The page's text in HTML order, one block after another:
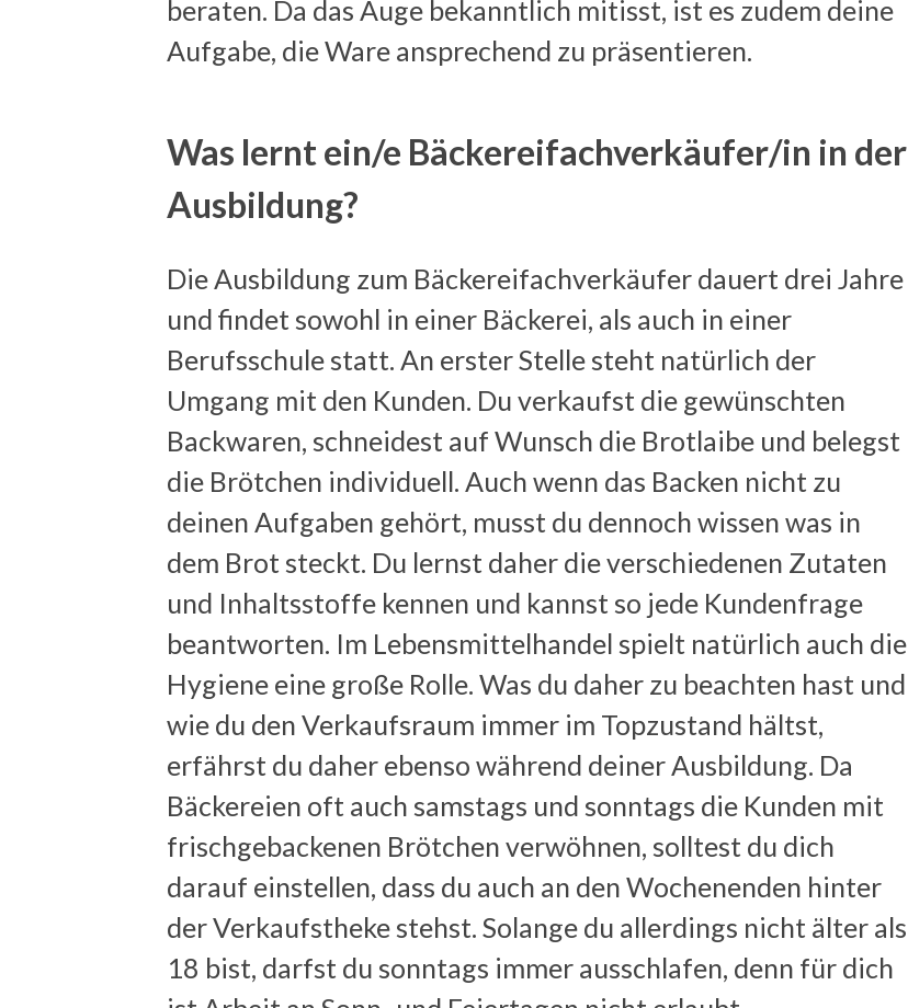
beraten. Da das Auge bekanntlich mitisst, ist es zudem deine
Aufgabe, die Ware ansprechend zu präsentieren.
Was lernt ein/e Bäckereifachverkäufer/in in der
Ausbildung?
Die Ausbildung zum Bäckereifachverkäufer dauert drei Jahre
und findet sowohl in einer Bäckerei, als auch in einer
Berufsschule statt. An erster Stelle steht natürlich der
Umgang mit den Kunden. Du verkaufst die gewünschten
Backwaren, schneidest auf Wunsch die Brotlaibe und belegst
die Brötchen individuell. Auch wenn das Backen nicht zu
deinen Aufgaben gehört, musst du dennoch wissen was in
dem Brot steckt. Du lernst daher die verschiedenen Zutaten
und Inhaltsstoffe kennen und kannst so jede Kundenfrage
beantworten. Im Lebensmittelhandel spielt natürlich auch die
Hygiene eine große Rolle. Was du daher zu beachten hast und
wie du den Verkaufsraum immer im Topzustand hältst,
erfährst du daher ebenso während deiner Ausbildung. Da
Bäckereien oft auch samstags und sonntags die Kunden mit
frischgebackenen Brötchen verwöhnen, solltest du dich
darauf einstellen, dass du auch an den Wochenenden hinter
der Verkaufstheke stehst. Solange du allerdings nicht älter als
18 bist, darfst du sonntags immer ausschlafen, denn für dich